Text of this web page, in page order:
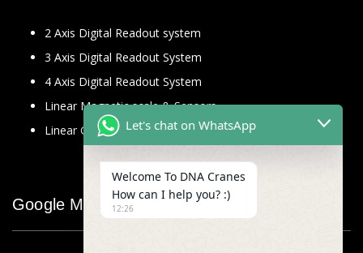
2 Axis Digital Readout system
3 Axis Digital Readout System
4 Axis Digital Readout System
Linear Magnetic scale & Sensors
Linear Glass Scale
Google Map
Let's chat on WhatsApp
Welcome To DNA Cranes
How can I help you? :)
12:26